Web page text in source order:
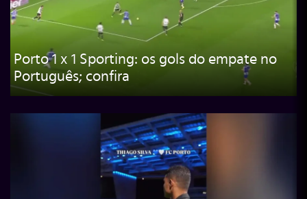
Porto 1 x 1 Sporting: os gols do empate no
Português; confira